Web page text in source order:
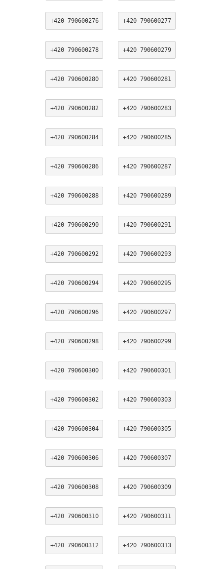
+420 790600276 +420 790600277
+420 790600278 +420 790600279
+420 790600280 +420 790600281
+420 790600282 +420 790600283
+420 790600284 +420 790600285
+420 790600286 +420 790600287
+420 790600288 +420 790600289
+420 790600290 +420 790600291
+420 790600292 +420 790600293
+420 790600294 +420 790600295
+420 790600296 +420 790600297
+420 790600298 +420 790600299
+420 790600300 +420 790600301
+420 790600302 +420 790600303
+420 790600304 +420 790600305
+420 790600306 +420 790600307
+420 790600308 +420 790600309
+420 790600310 +420 790600311
+420 790600312 +420 790600313